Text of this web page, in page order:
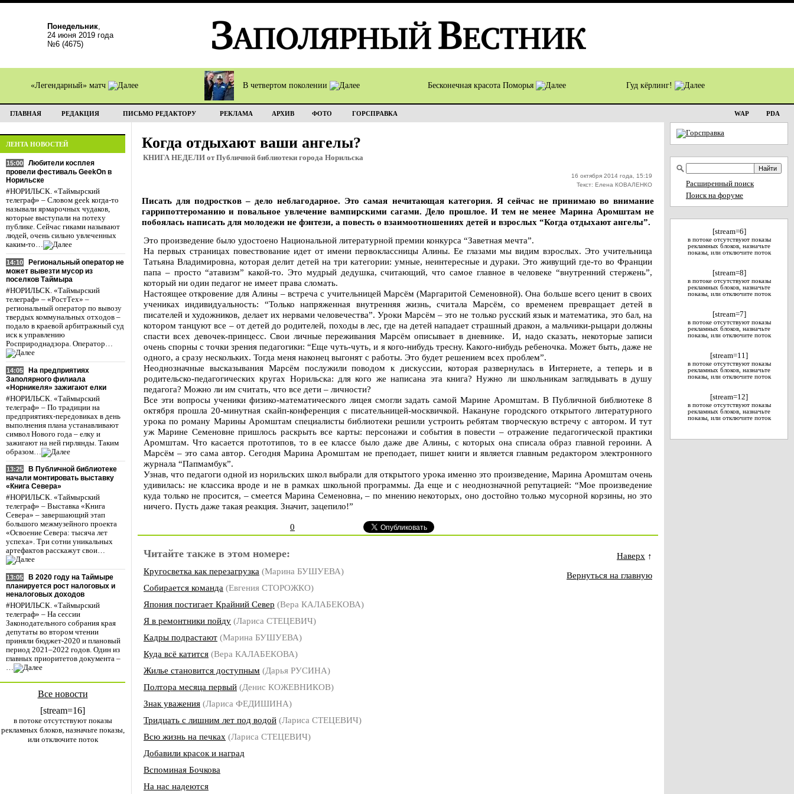
Понедельник,
24 июня 2019 года
№6 (4675)
«Легендарный» матч В четвертом поколении Бесконечная красота Поморья Гуд кёрлинг!
ГЛАВНАЯ РЕДАКЦИЯ ПИСЬМО РЕДАКТОРУ РЕКЛАМА АРХИВ ФОТО ГОРСПРАВКА WAP PDA
ЛЕНТА НОВОСТЕЙ
15:00
Любители косплея
провели фестиваль GeekOn в
Норильске
#НОРИЛЬСК. «Таймырский
телеграф» – Словом geek когда-то
называли ярмарочных чудаков,
которые выступали на потеху
публике. Сейчас гиками называют
людей, очень сильно увлеченных
каким-то…
14:10
Региональный оператор не
может вывезти мусор из
поселков Таймыра
#НОРИЛЬСК. «Таймырский
телеграф» – «РостТех» –
региональный оператор по вывозу
твердых коммунальных отходов –
подало в краевой арбитражный суд
иск к управлению
Росприроднадзора. Оператор…
14:05
На предприятиях
Заполярного филиала
«Норникеля» зажигают елки
#НОРИЛЬСК. «Таймырский
телеграф» – По традиции на
предприятиях-передовиках в день
выполнения плана устанавливают
символ Нового года – елку и
зажигают на ней гирлянды. Таким
образом…
13:25
В Публичной библиотеке
начали монтировать выставку
«Книга Севера»
#НОРИЛЬСК. «Таймырский
телеграф» – Выставка «Книга
Севера» – завершающий этап
большого межмузейного проекта
«Освоение Севера: тысяча лет
успеха». Три сотни уникальных
артефактов расскажут свои…
13:05
В 2020 году на Таймыре
планируется рост налоговых и
неналоговых доходов
#НОРИЛЬСК. «Таймырский
телеграф» – На сессии
Законодательного собрания края
депутаты во втором чтении
приняли бюджет-2020 и плановый
период 2021–2022 годов. Один из
главных приоритетов документа –
…
Все новости
[stream=16]
в потоке отсутствуют показы
рекламных блоков, назначьте показы,
или отключите поток
Когда отдыхают ваши ангелы?
КНИГА НЕДЕЛИ от Публичной библиотеки города Норильска
16 октября 2014 года, 15:19
Текст: Елена КОВАЛЕНКО
Писать для подростков – дело неблагодарное. Это самая нечитающая категория. Я сейчас не принимаю во внимание
гаррипоттероманию и повальное увлечение вампирскими сагами. Дело прошлое. И тем не менее Марина Аромштам не
побоялась написать для молодежи не фэнтези, а повесть о взаимоотношениях детей и взрослых “Когда отдыхают ангелы”.
Это произведение было удостоено Национальной литературной премии конкурса “Заветная мечта”.
На первых страницах повествование идет от имени первоклассницы Алины. Ее глазами мы видим взрослых. Это учительница
Татьяна Владимировна, которая делит детей на три категории: умные, неинтересные и дураки. Это живущий где-то во Франции
папа – просто “атавизм” какой-то. Это мудрый дедушка, считающий, что самое главное в человеке “внутренний стержень”,
который ни один педагог не имеет права сломать.
Настоящее откровение для Алины – встреча с учительницей Марсём (Маргаритой Семеновной). Она больше всего ценит в своих
учениках индивидуальность: “Только напряженная внутренняя жизнь, считала Марсём, со временем превращает детей в
писателей и художников, делает их нервами человечества”. Уроки Марсём – это не только русский язык и математика, это бал, на
котором танцуют все – от детей до родителей, походы в лес, где на детей нападает страшный дракон, а мальчики-рыцари должны
спасти всех девочек-принцесс. Свои личные переживания Марсём описывает в дневнике. И, надо сказать, некоторые записи
очень спорны с точки зрения педагогики: “Еще чуть-чуть, и я кого-нибудь тресну. Какого-нибудь ребеночка. Может быть, даже не
одного, а сразу нескольких. Тогда меня наконец выгонят с работы. Это будет решением всех проблем”.
Неоднозначные высказывания Марсём послужили поводом к дискуссии, которая развернулась в Интернете, а теперь и в
родительско-педагогических кругах Норильска: для кого же написана эта книга? Нужно ли школьникам заглядывать в душу
педагога? Можно ли им считать, что все дети – личности?
Все эти вопросы ученики физико-математического лицея смогли задать самой Марине Аромштам. В Публичной библиотеке 8
октября прошла 20-минутная скайп-конференция с писательницей-москвичкой. Накануне городского открытого литературного
урока по роману Марины Аромштам специалисты библиотеки решили устроить ребятам творческую встречу с автором. И тут
уж Марине Семеновне пришлось раскрыть все карты: персонажи и события в повести – отражение педагогической практики
Аромштам. Что касается прототипов, то в ее классе было даже две Алины, с которых она списала образ главной героини. А
Марсём – это сама автор. Сегодня Марина Аромштам не преподает, пишет книги и является главным редактором электронного
журнала “Папмамбук”.
Узнав, что педагоги одной из норильских школ выбрали для открытого урока именно это произведение, Марина Аромштам очень
удивилась: не классика вроде и не в рамках школьной программы. Да еще и с неоднозначной репутацией: “Мое произведение
куда только не просится, – смеется Марина Семеновна, – по мнению некоторых, оно достойно только мусорной корзины, но это
ничего. Пусть даже такая реакция. Значит, зацепило!”
0
Читайте также в этом номере:
Кругосветка как перезагрузка (Марина БУШУЕВА)
Собирается команда (Евгения СТОРОЖКО)
Япония постигает Крайний Север (Вера КАЛАБЕКОВА)
Я в ремонтники пойду (Лариса СТЕЦЕВИЧ)
Кадры подрастают (Марина БУШУЕВА)
Куда всё катится (Вера КАЛАБЕКОВА)
Жилье становится доступным (Дарья РУСИНА)
Полтора месяца первый (Денис КОЖЕВНИКОВ)
Знак уважения (Лариса ФЕДИШИНА)
Тридцать с лишним лет под водой (Лариса СТЕЦЕВИЧ)
Всю жизнь на печках (Лариса СТЕЦЕВИЧ)
Добавили красок и наград
Вспоминая Бочкова
На нас надеются
Наверх ↑
Вернуться на главную
Расширенный поиск
Поиск на форуме
[stream=6]
в потоке отсутствуют показы
рекламных блоков, назначьте
показы, или отключите поток
[stream=8]
в потоке отсутствуют показы
рекламных блоков, назначьте
показы, или отключите поток
[stream=7]
в потоке отсутствуют показы
рекламных блоков, назначьте
показы, или отключите поток
[stream=11]
в потоке отсутствуют показы
рекламных блоков, назначьте
показы, или отключите поток
[stream=12]
в потоке отсутствуют показы
рекламных блоков, назначьте
показы, или отключите поток